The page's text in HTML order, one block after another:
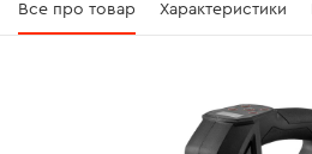
Все про товар Характеристики